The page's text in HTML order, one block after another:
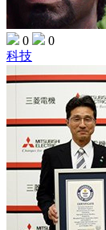
0
0
科技